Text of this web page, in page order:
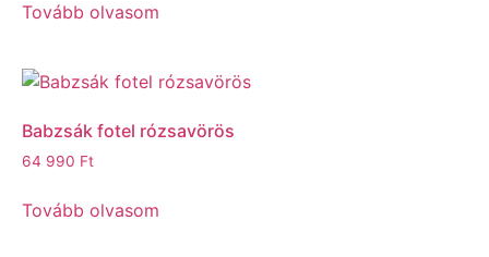
Tovább olvasom
Babzsák fotel rózsavörös
64 990 Ft
Tovább olvasom